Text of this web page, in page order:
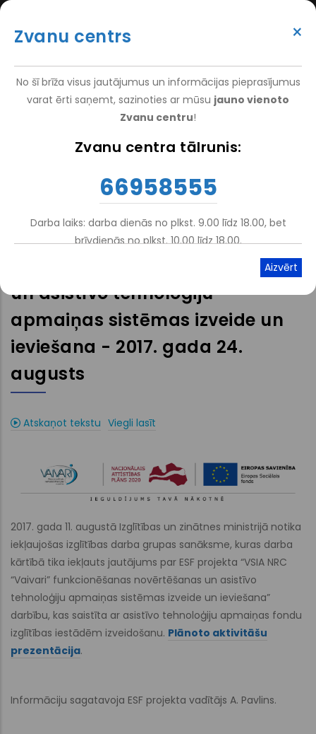
Pārlekt
galveno
MENU
VAKANCES
DARBINIEKIEM
Atpakaļceļš
Realizētie Projekti-
Un Ieviešana Un Asistīvo Tehnoloģiju (tehnisko Palīglīdzekļu)
Pieejamības Un Pielietojuma Latvijas Izglītības Iestādēs Izpēte
VSIA NRC „Vaivari”
funkcionēšanas novērtēšanas
un asistīvo tehnoloģiju
apmaiņas sistēmas izveide un
ieviešana - 2017. gada 24.
augusts
Atskaņot tekstu Viegli lasīt
2017. gada 11. augustā Izglītības un zinātnes ministrijā notika
iekļaujošas izglītības darba grupas sanāksme, kuras darba
kārtībā tika iekļauts jautājums par ESF projekta “VSIA NRC
“Vaivari” funkcionēšanas novērtēšanas un asistīvo
tehnoloģiju apmaiņas sistēmas izveide un ieviešana”
darbību, kas saistīta ar asistīvo tehnoloģiju apmaiņas fondu
izglītības iestādēm izveidošanu. Plānoto aktivitāšu
prezentācija.
Informāciju sagatavoja ESF projekta vadītājs A. Pavlins.
×
Zvanu centrs
No šī brīža visus jautājumus un informācijas pieprasījumus
varat ērti saņemt, sazinoties ar mūsu jauno vienoto
Zvanu centru!
Zvanu centra tālrunis:
66958555
Darba laiks: darba dienās no plkst. 9.00 līdz 18.00, bet
brīvdienās no plkst. 10.00 līdz 18.00.